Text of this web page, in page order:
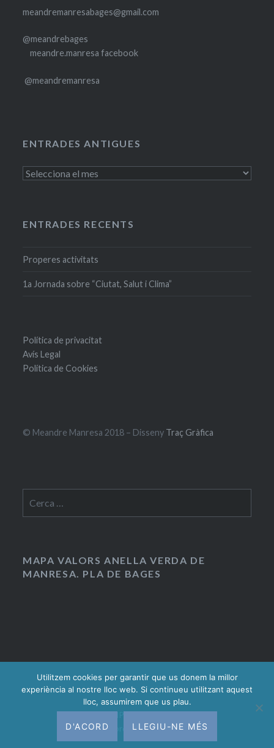
meandremanresabages@gmail.com
@meandrebages
meandre.manresa facebook
@meandremanresa
ENTRADES ANTIGUES
Entrades
ENTRADES RECENTS
Properes activitats
1a Jornada sobre “Ciutat, Salut i Clima”
Política de privacitat
Avís Legal
Política de Cookies
© Meandre Manresa 2018 – Disseny Traç Gràfica
MAPA VALORS ANELLA VERDA DE
MANRESA. PLA DE BAGES
Gràcies al WordPress.|Tema: Dyad 2 per
WordPress.com .
Utilitzem cookies per garantir que us donem la millor
experiència al nostre lloc web. Si continueu utilitzant aquest
lloc, assumirem que us plau.
D'ACORD LLEGIU-NE MÉS